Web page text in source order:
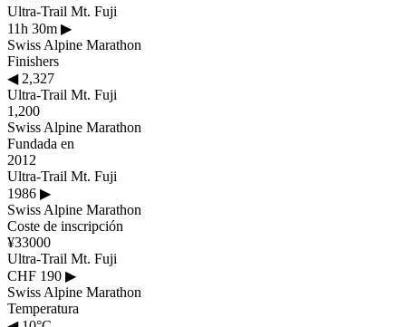
Ultra-Trail Mt. Fuji
11h 30m ▶
Swiss Alpine Marathon
Finishers
◀2,327
Ultra-Trail Mt. Fuji
1,200
Swiss Alpine Marathon
Fundada en
2012
Ultra-Trail Mt. Fuji
1986 ▶
Swiss Alpine Marathon
Coste de inscripción
¥33000
Ultra-Trail Mt. Fuji
CHF 190 ▶
Swiss Alpine Marathon
Temperatura